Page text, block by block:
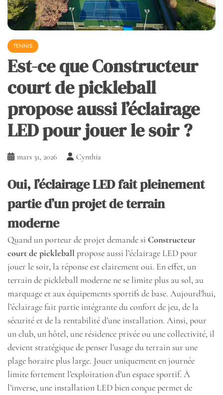
TENNIS
Est-ce que Constructeur
court de pickleball
propose aussi l’éclairage
LED pour jouer le soir ?
mars 31, 2026 Cynthia
Oui, l’éclairage LED fait pleinement
partie d’un projet de terrain
moderne
Quand un porteur de projet demande si Constructeur
court de pickleball propose aussi l’éclairage LED pour
jouer le soir, la réponse est clairement oui. En effet, un
terrain de pickleball moderne ne se limite plus au sol, au
marquage et aux équipements sportifs de base. Aujourd’hui,
l’éclairage fait partie intégrante du confort de jeu, de la
sécurité et de la rentabilité d’une installation. Ainsi, pour
un club, un hôtel, une résidence privée ou une collectivité, il
devient stratégique de penser l’usage du terrain sur une
plage horaire plus large. Jouer uniquement en journée
limite fortement l’exploitation d’un espace sportif. À
l’inverse, une installation LED bien conçue permet de